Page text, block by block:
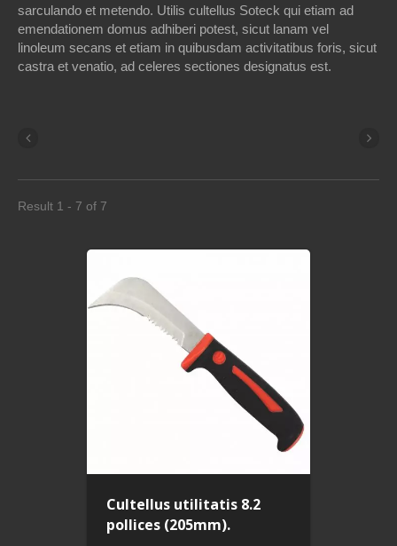
sarculando et metendo. Utilis cultellus Soteck qui etiam ad
emendationem domus adhiberi potest, sicut lanam vel
linoleum secans et etiam in quibusdam activitatibus foris, sicut
castra et venatio, ad celeres sectiones designatus est.
Result 1 - 7 of 7
Cultellus utilitatis 8.2
pollices (205mm).